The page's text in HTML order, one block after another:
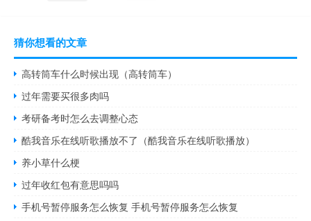
猜你想看的文章
高转筒车什么时候出现（高转筒车）
过年需要买很多肉吗
考研备考时怎么去调整心态
酷我音乐在线听歌播放不了（酷我音乐在线听歌播放）
养小草什么梗
过年收红包有意思吗吗
手机号暂停服务怎么恢复 手机号暂停服务怎么恢复